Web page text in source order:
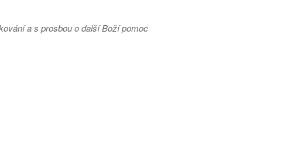
a s prosbou o další Boží pomoc